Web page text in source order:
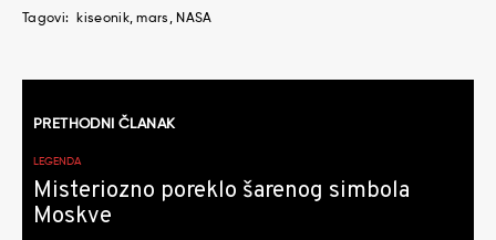
Tagovi: kiseonik mars NASA
članaka
PRETHODNI ČLANAK
LEGENDA
Misteriozno poreklo šarenog simbola
Moskve